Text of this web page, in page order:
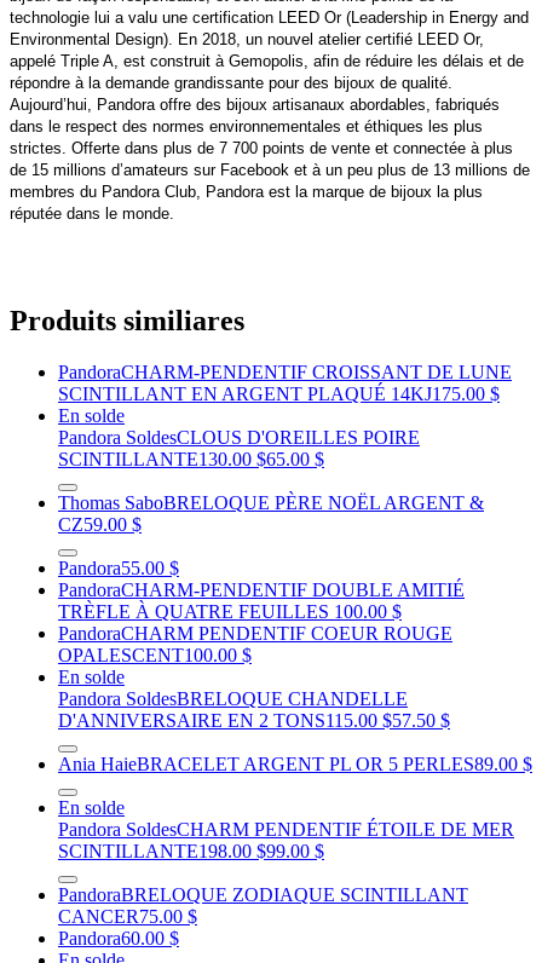
technologie lui a valu une certification LEED Or (Leadership in Energy and
Environmental Design). En 2018, un nouvel atelier certifié LEED Or,
appelé Triple A, est construit à Gemopolis, afin de réduire les délais et de
répondre à la demande grandissante pour des bijoux de qualité.
Aujourd’hui, Pandora offre des bijoux artisanaux abordables, fabriqués
dans le respect des normes environnementales et éthiques les plus
strictes. Offerte dans plus de 7 700 points de vente et connectée à plus
de 15 millions d’amateurs sur Facebook et à un peu plus de 13 millions de
membres du Pandora Club, Pandora est la marque de bijoux la plus
réputée dans le monde.
Produits similiares
PandoraCHARM-PENDENTIF CROISSANT DE LUNE
SCINTILLANT EN ARGENT PLAQUÉ 14KJ175.00 $
En solde
Pandora SoldesCLOUS D'OREILLES POIRE
SCINTILLANTE130.00 $65.00 $
Thomas SaboBRELOQUE PÈRE NOËL ARGENT &
CZ59.00 $
Pandora55.00 $
PandoraCHARM-PENDENTIF DOUBLE AMITIÉ
TRÈFLE À QUATRE FEUILLES 100.00 $
PandoraCHARM PENDENTIF COEUR ROUGE
OPALESCENT100.00 $
En solde
Pandora SoldesBRELOQUE CHANDELLE
D'ANNIVERSAIRE EN 2 TONS115.00 $57.50 $
Ania HaieBRACELET ARGENT PL OR 5 PERLES89.00 $
En solde
Pandora SoldesCHARM PENDENTIF ÉTOILE DE MER
SCINTILLANTE198.00 $99.00 $
PandoraBRELOQUE ZODIAQUE SCINTILLANT
CANCER75.00 $
Pandora60.00 $